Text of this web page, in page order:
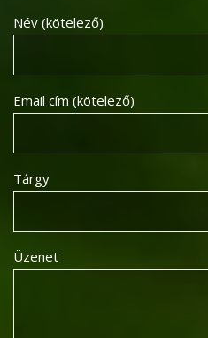
Név (kötelező)
Email cím (kötelező)
Tárgy
Üzenet